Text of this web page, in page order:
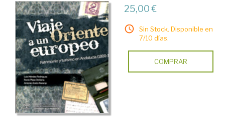
25,00 €
Sin Stock. Disponible en
7/10 días.
COMPRAR